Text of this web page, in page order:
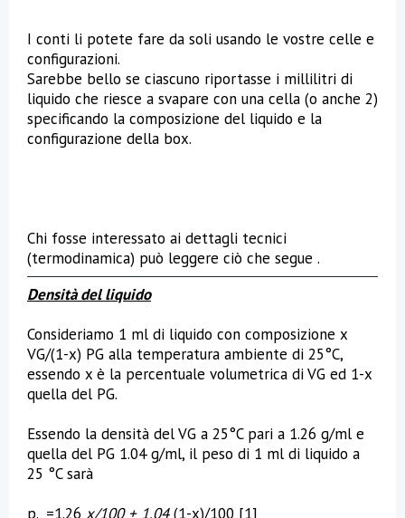
I conti li potete fare da soli usando le vostre celle e
configurazioni.
Sarebbe bello se ciascuno riportasse i millilitri di
liquido che riesce a svapare con una cella (o anche 2)
specificando la composizione del liquido e la
configurazione della box.
Chi fosse interessato ai dettagli tecnici
(termodinamica) può leggere ciò che segue .
Densità del liquido
Consideriamo 1 ml di liquido con composizione x
VG/(1-x) PG alla temperatura ambiente di 25°C,
essendo x è la percentuale volumetrica di VG ed 1-x
quella del PG.
Essendo la densità del VG a 25°C pari a 1.26 g/ml e
quella del PG 1.04 g/ml, il peso di 1 ml di liquido a
25 °C sarà
p =1.26 x/100 + 1.04(1-x)/100 [1]